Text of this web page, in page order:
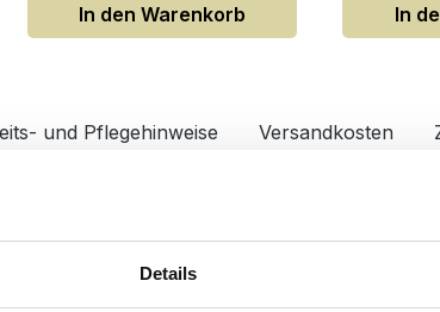
Details
In den Warenkorb In
und Pflegehinweise Versandkosten